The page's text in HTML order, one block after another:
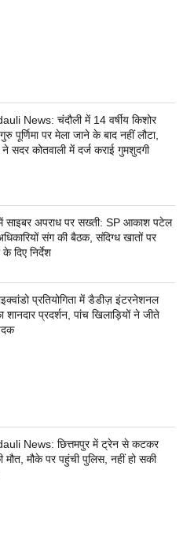
News: चंदौली में 14 वर्षीय किशोर
पूर्णिमा पर मेला जाने के बाद नहीं लौटा,
ने सदर कोतवाली में दर्ज कराई गुमशुदगी
साइबर अपराध पर सख्ती: SP आकाश पटेल
संग की बैठक, संदिग्ध खातों पर
के दिए निर्देश
प्रतियोगिता में डैडीज़ इंटरनेशनल
प्रदर्शन, पांच खिलाड़ियों ने जीते
News: छित्तमपुर में ट्रेन से कटकर
मौके पर पहुंची पुलिस, नहीं हो सकी